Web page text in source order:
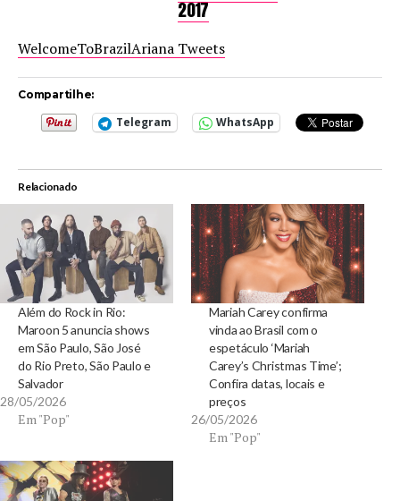
2017
WelcomeToBrazilAriana Tweets
Compartilhe:
Telegram WhatsApp
Relacionado
Além do Rock in Rio:
Maroon 5 anuncia shows
em São Paulo, São José
do Rio Preto, São Paulo e
Salvador
28/05/2026
Em "Pop"
Mariah Carey confirma
vinda ao Brasil com o
espetáculo ‘Mariah
Carey’s Christmas Time’;
Confira datas, locais e
preços
26/05/2026
Em "Pop"